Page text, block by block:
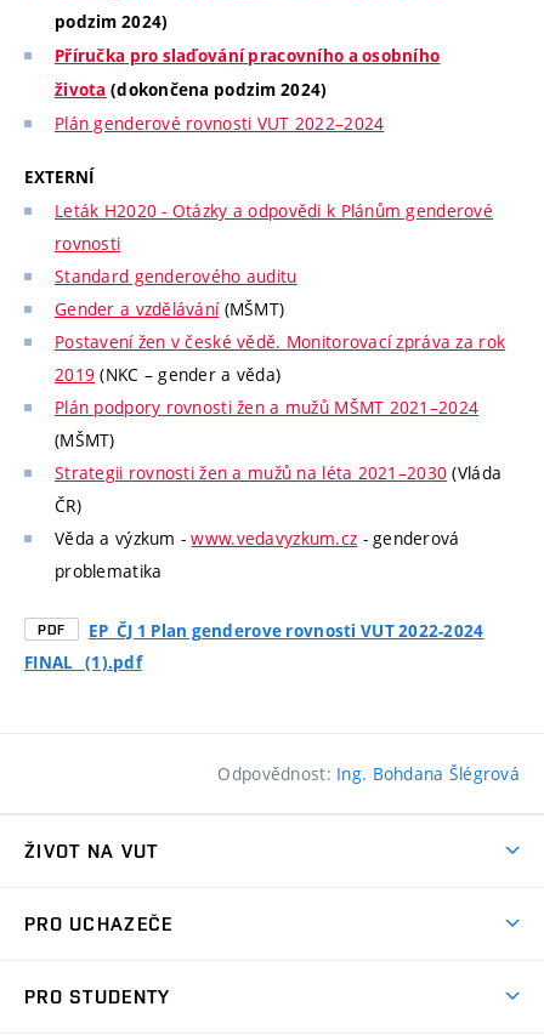
podzim 2024)
Příručka pro slaďování pracovního a osobního
života (dokončena podzim 2024)
Plán genderové rovnosti VUT 2022–2024
EXTERNÍ
Leták H2020 - Otázky a odpovědi k Plánům genderové
rovnosti
Standard genderového auditu
Gender a vzdělávání (MŠMT)
Postavení žen v české vědě. Monitorovací zpráva za rok
2019 (NKC – gender a věda)
Plán podpory rovnosti žen a mužů MŠMT 2021–2024
(MŠMT)
Strategii rovnosti žen a mužů na léta 2021–2030 (Vláda
ČR)
Věda a výzkum - www.vedavyzkum.cz - genderová
problematika
PDF
EP_ČJ 1 Plan genderove rovnosti VUT 2022-2024
FINAL_ (1).pdf
Odpovědnost: Ing. Bohdana Šlégrová
ŽIVOT NA VUT
Koleje
PRO UCHAZEČE
PRO STUDENTY